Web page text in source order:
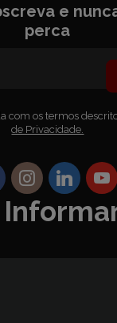
e
perca
com os termos
de Privacidade.